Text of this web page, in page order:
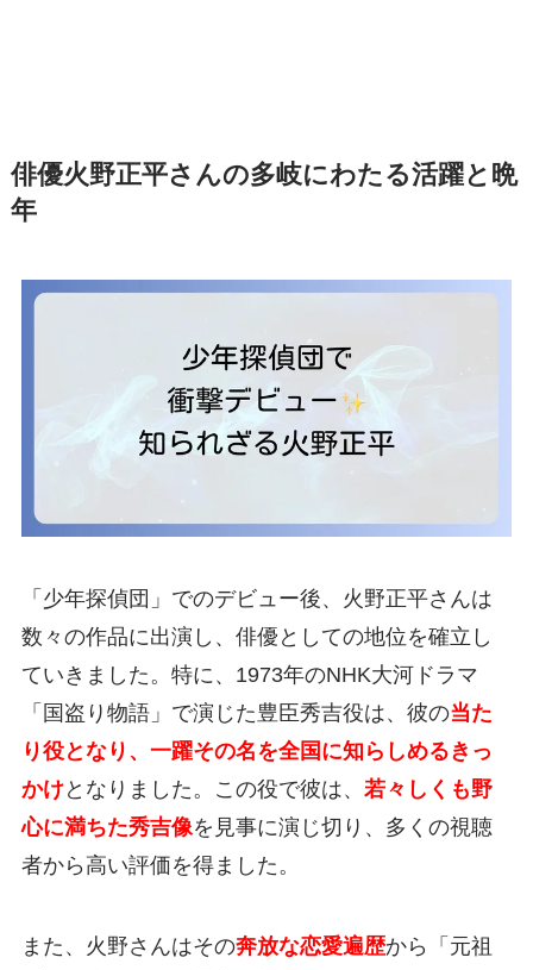
俳優火野正平さんの多岐にわたる活躍と晩
年
「少年探偵団」でのデビュー後、火野正平さんは
数々の作品に出演し、俳優としての地位を確立し
ていきました。特に、1973年のNHK大河ドラマ
「国盗り物語」で演じた豊臣秀吉役は、彼の当た
り役となり、一躍その名を全国に知らしめるきっ
かけとなりました。この役で彼は、 若々しくも野
心に満ちた秀吉像を見事に演じ切り、多くの視聴
者から高い評価を得ました。
また、火野さんはその奔放な恋愛遍歴から「元祖